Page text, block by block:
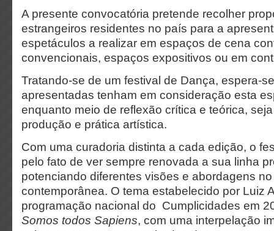
A presente convocatória pretende recolher
estrangeiros residentes no país para a
espetáculos a realizar em espaços de cena
convencionais, espaços expositivos ou em
Tratando-se de um festival de Dança, espera-
apresentadas tenham em consideração esta
enquanto meio de reflexão crítica e teórica,
produção e prática artística.
Com uma curadoria distinta a cada edição, o
pelo fato de ver sempre renovada a sua linha
potenciando diferentes visões e abordagens
contemporânea. O tema estabelecido por Luiz
programação nacional do Cumplicidades em
Somos todos Sapiens, com uma interpelação